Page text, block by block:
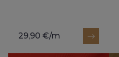
29,90 €/m